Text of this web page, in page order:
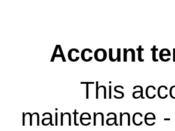
Account
This
maintenance